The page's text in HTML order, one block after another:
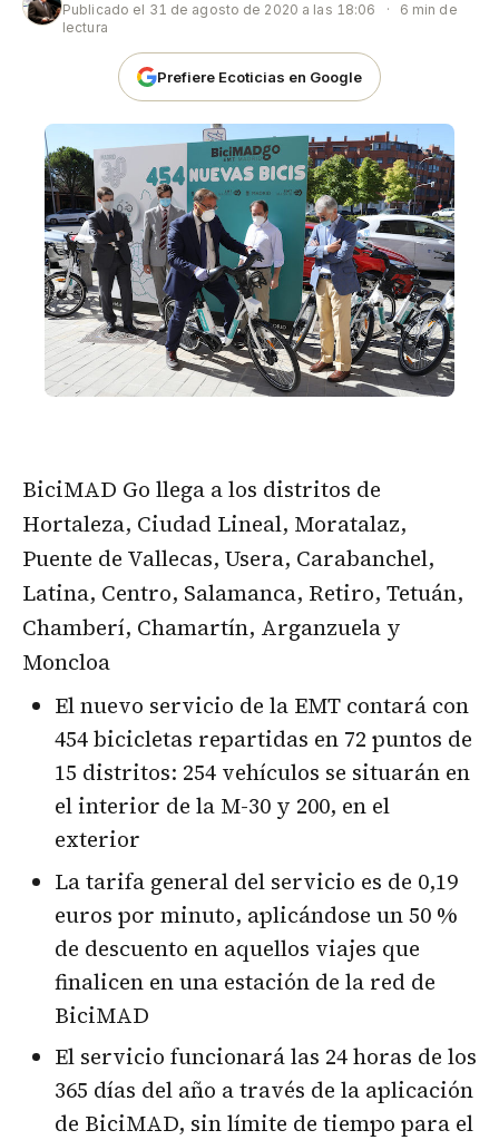
Publicado el 31 de agosto de 2020 a las 18:06 ·
6 min de
lectura
Prefiere Ecoticias en Google
BiciMAD Go llega a los distritos de
Hortaleza, Ciudad Lineal, Moratalaz,
Puente de Vallecas, Usera, Carabanchel,
Latina, Centro, Salamanca, Retiro, Tetuán,
Chamberí, Chamartín, Arganzuela y
Moncloa
El nuevo servicio de la EMT contará con
454 bicicletas repartidas en 72 puntos de
15 distritos: 254 vehículos se situarán en
el interior de la M-30 y 200, en el
exterior
La tarifa general del servicio es de 0,19
euros por minuto, aplicándose un 50 %
de descuento en aquellos viajes que
finalicen en una estación de la red de
BiciMAD
El servicio funcionará las 24 horas de los
365 días del año a través de la aplicación
de BiciMAD, sin límite de tiempo para el